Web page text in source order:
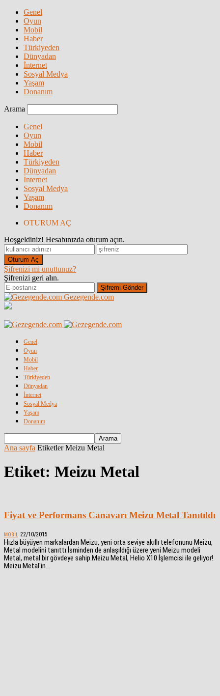
Genel
Oyun
Mobil
Haber
Türkiyeden
Dünyadan
İnternet
Sosyal Medya
Yaşam
Donanım
Arama
Genel
Oyun
Mobil
Haber
Türkiyeden
Dünyadan
İnternet
Sosyal Medya
Yaşam
Donanım
OTURUM AÇ
Hoşgeldiniz! Hesabınızda oturum açın.
Şifrenizi mi unuttunuz?
Şifrenizi geri alın.
Gezegende.com
Genel
Oyun
Mobil
Haber
Türkiyeden
Dünyadan
İnternet
Sosyal Medya
Yaşam
Donanım
Ana sayfa Etiketler Meizu Metal
Etiket: Meizu Metal
Fiyat ve Performans Canavarı Meizu Metal Tanıtıldı
MOBIL 22/10/2015
Hızla büyüyen markalardan Meizu, yeni orta seviye akıllı telefonunu Meizu,
Metal modelini tanıttı.İsminden de anlaşıldığı üzere yeni Meizu modeli
Metal, metal bir gövdeye sahip.Meizu Metal, Helio X10 İşlemcisi ile geliyor!
Meizu Metal'in...